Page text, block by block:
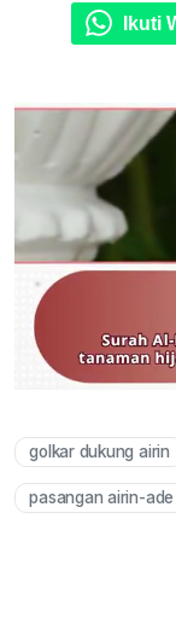
Ikuti
golkar dukung airin
pasangan airin-ade